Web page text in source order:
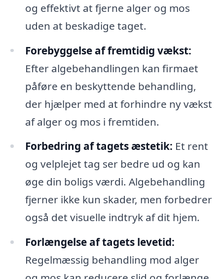
og effektivt at fjerne alger og mos
uden at beskadige taget.
Forebyggelse af fremtidig vækst:
Efter algebehandlingen kan firmaet
påføre en beskyttende behandling,
der hjælper med at forhindre ny vækst
af alger og mos i fremtiden.
Forbedring af tagets æstetik: Et rent
og velplejet tag ser bedre ud og kan
øge din boligs værdi. Algebehandling
fjerner ikke kun skader, men forbedrer
også det visuelle indtryk af dit hjem.
Forlængelse af tagets levetid:
Regelmæssig behandling mod alger